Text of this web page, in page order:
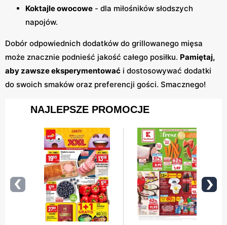
Koktajle owocowe - dla miłośników słodszych
napojów.
Dobór odpowiednich dodatków do grillowanego mięsa
może znacznie podnieść jakość całego posiłku. Pamiętaj,
aby zawsze eksperymentować i dostosowywać dodatki
do swoich smaków oraz preferencji gości. Smacznego!